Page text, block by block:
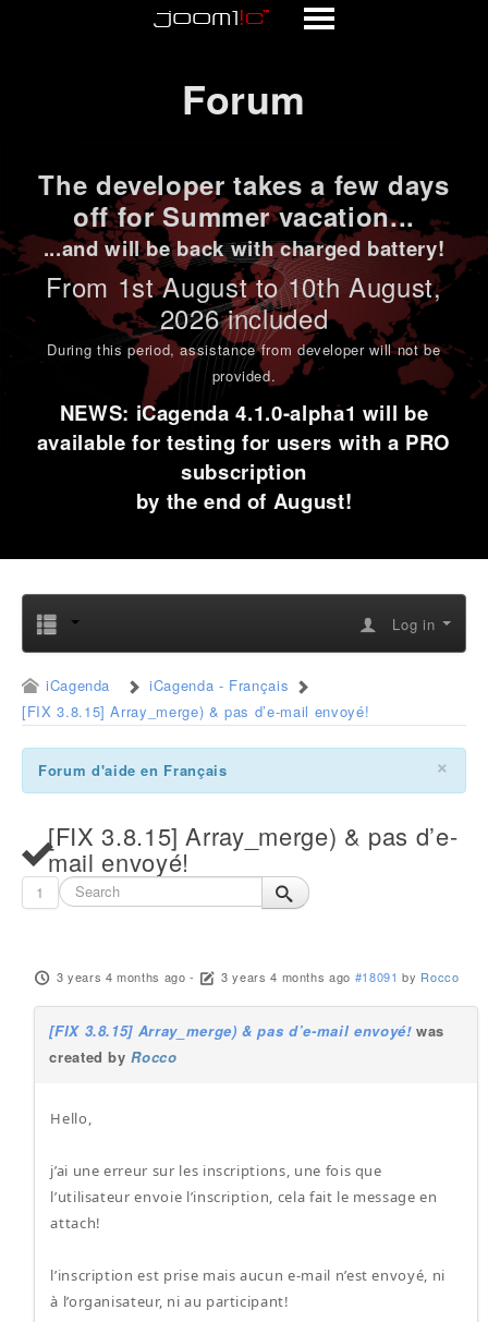
Forum
The developer takes a few days
off for Summer vacation...
...and will be back with charged battery!
From 1stAugust to 10th August,
2026 included
During this period,assistance from developer will not be
provided.
NEWS: iCagenda 4.1.0-alpha1 will be
available for testing for users with a PRO
subscription
by the end of August!
Log in
iCagenda
iCagenda - Français
[FIX 3.8.15] Array_merge) & pas d’e-mail envoyé!
×
Forum d'aide en Français
[FIX 3.8.15] Array_merge) & pas d’e-
mail envoyé!
1
3 years 4 months ago - 3 years 4 months ago #18091 by Rocco
[FIX 3.8.15] Array_merge) & pas d’e-mail envoyé!was
created byRocco
Hello,
j’ai une erreur sur les inscriptions, une fois que
l’utilisateur envoie l’inscription, cela fait le message en
attach!
l’inscription est prise mais aucun e-mail n’est envoyé, ni
à l’organisateur, ni au participant!